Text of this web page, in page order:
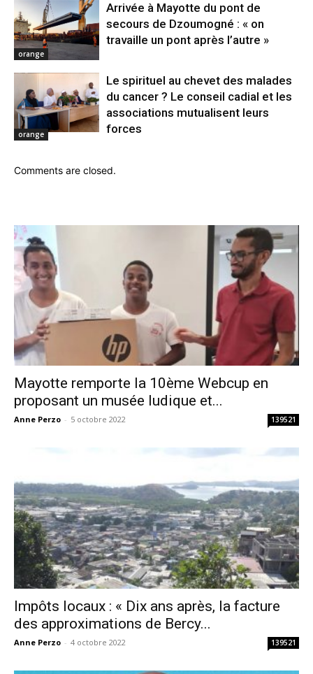
orange
Arrivée à Mayotte du pont de
secours de Dzoumogné : « on
travaille un pont après l’autre »
orange
Le spirituel au chevet des malades
du cancer ? Le conseil cadial et les
associations mutualisent leurs
forces
Comments are closed.
Mayotte remporte la 10ème Webcup en
proposant un musée ludique et...
Anne Perzo - 5 octobre 2022 139521
Impôts locaux : « Dix ans après, la facture
des approximations de Bercy...
Anne Perzo - 4 octobre 2022 139521